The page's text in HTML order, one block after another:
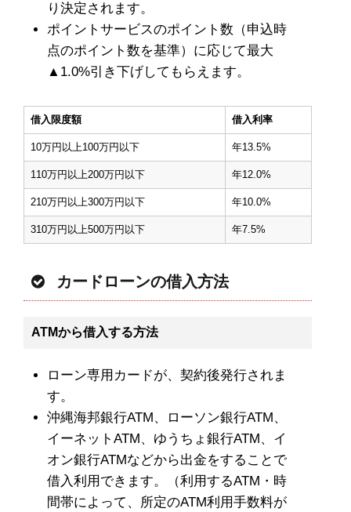
り決定されます。
ポイントサービスのポイント数（申込時
点のポイント数を基準）に応じて最大
▲1.0%引き下げしてもらえます。
借入限度額 借入利率
10万円以上100万円以下 年13.5%
110万円以上200万円以下 年12.0%
210万円以上300万円以下 年10.0%
310万円以上500万円以下 年7.5%
カードローンの借入方法
ATMから借入する方法
ローン専用カードが、契約後発行されま
す。
沖縄海邦銀行ATM、ローソン銀行ATM、
イーネットATM、ゆうちょ銀行ATM、イ
オン銀行ATMなどから出金をすることで
借入利用できます。（利用するATM・時
間帯によって、所定のATM利用手数料が